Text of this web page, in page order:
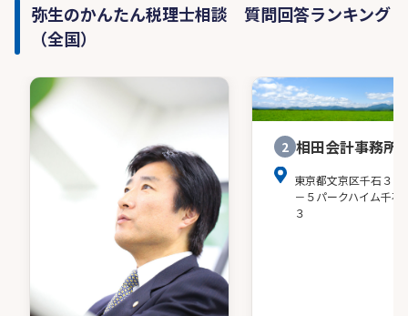
弥生のかんたん税理士相談 質問回答ランキング
（全国）
2 相田会計事務所
東京都文京区千石３－
－５パークハイム千石
３